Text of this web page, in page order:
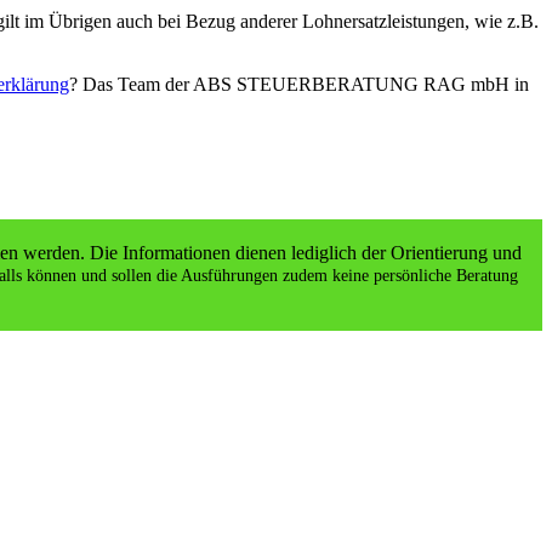
im Übrigen auch bei Bezug anderer Lohnersatzleistungen, wie z.B.
? Das Team der ABS STEUERBERATUNG RAG mbH in
werden. Die Informationen dienen lediglich der Orientierung und
können und sollen die Ausführungen zudem keine persönliche Beratung